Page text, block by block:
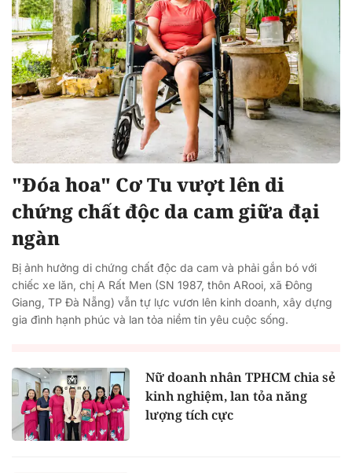
"Đóa hoa" Cơ Tu vượt lên di
chứng chất độc da cam giữa đại
ngàn
Bị ảnh hưởng di chứng chất độc da cam và phải gắn bó với
chiếc xe lăn, chị A Rất Men (SN 1987, thôn ARooi, xã Đông
Giang, TP Đà Nẵng) vẫn tự lực vươn lên kinh doanh, xây dựng
gia đình hạnh phúc và lan tỏa niềm tin yêu cuộc sống.
Nữ doanh nhân TPHCM chia sẻ
kinh nghiệm, lan tỏa năng
lượng tích cực